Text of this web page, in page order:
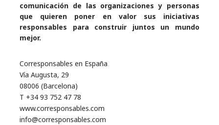
comunicación de las organizaciones y personas
que quieren poner en valor sus iniciativas
responsables para construir juntos un mundo
mejor.
Corresponsables en España
Vía Augusta, 29
08006 (Barcelona)
T +34 93 752 47 78
www.corresponsables.com
info@corresponsables.com